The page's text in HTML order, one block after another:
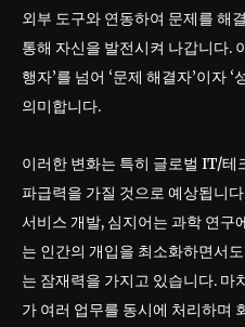
외부 도구와 연동하여 문제를 해
통해 자신을 발전시켜 나갑니다.
행자’를 넘어 ‘문제 해결자’이자
의미합니다.
이러한 변화는 특히 글로벌 IT/테
파급력을 가질 것으로 예상됩니
서비스 개발, 심지어는 과학 연구
는 인간의 개입을 최소화하면서
는 잠재력을 가지고 있습니다. 마
가 여러 업무를 동시에 처리하며